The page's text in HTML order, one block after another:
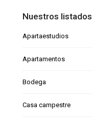
Nuestros listados
Apartaestudios
Apartamentos
Bodega
Casa campestre